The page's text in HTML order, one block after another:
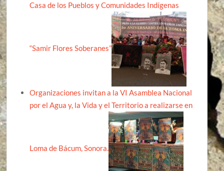
Casa de los Pueblos y Comunidades Indígenas
“Samir Flores Soberanes”
Organizaciones invitan a la VI Asamblea Nacional
por el Agua y, la Vida y el Territorio a realizarse en
Loma de Bácum, Sonora.